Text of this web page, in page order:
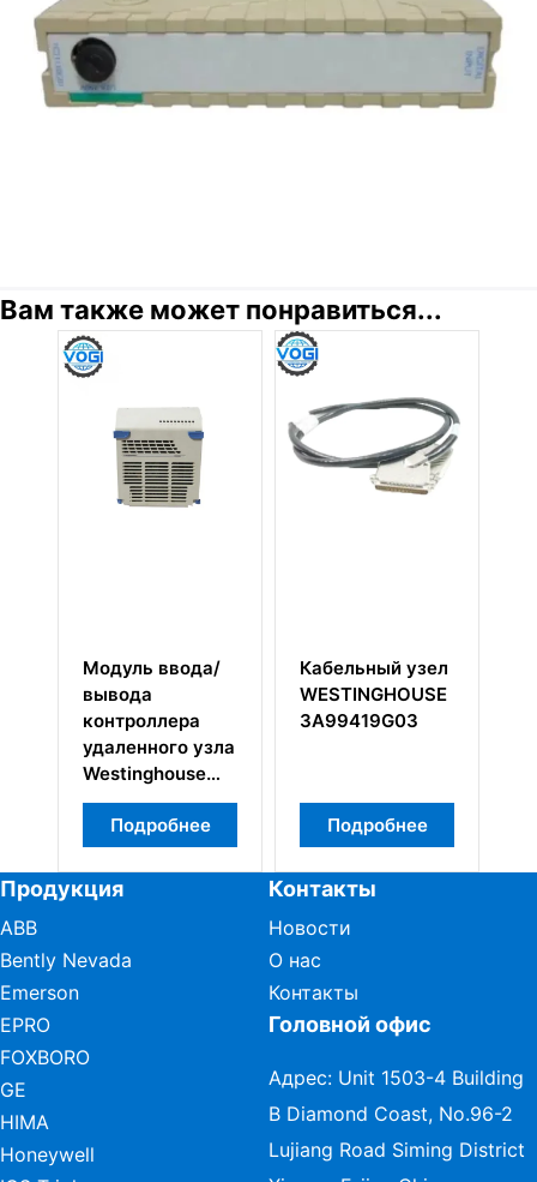
Вам также может понравиться...
Модуль ввода/
вывода
контроллера
удаленного узла
Westinghouse
1C31203G01
Подробнее
Кабельный узел
WESTINGHOUSE
3A99419G03
Подробнее
Продукция
ABB
Bently Nevada
Emerson
EPRO
FOXBORO
GE
HIMA
Honeywell
Контакты
Новости
О нас
Контакты
Головной офис
Адрес: Unit 1503-4 Building
B Diamond Coast, No.96-2
Lujiang Road Siming District